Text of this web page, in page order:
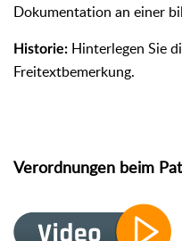
Dokumentation an einer
Historie: Hinterlegen Sie
Freitextbemerkung.
Verordnungen beim